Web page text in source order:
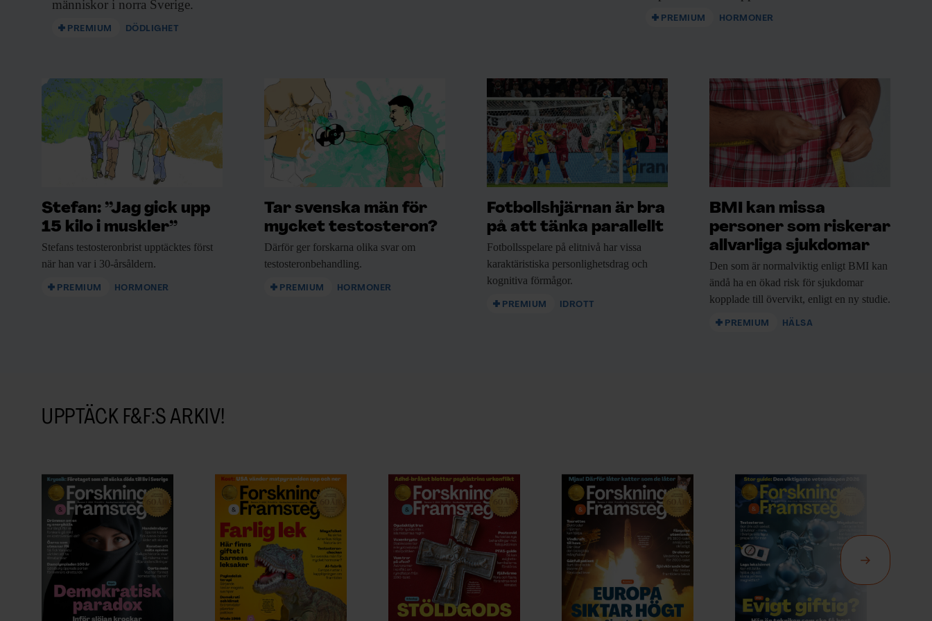
människor i norra Sverige.
PREMIUM DÖDLIGHET
PREMIUM HORMONER
Stefan: ”Jag gick upp
15 kilo i muskler”
Stefans testosteronbrist upptäcktes först
när han var i 30-årsåldern.
PREMIUM HORMONER
Tar svenska män för
mycket testosteron?
Därför ger forskarna olika svar om
testosteronbehandling.
PREMIUM HORMONER
Fotbollshjärnan är bra
på att tänka parallellt
Fotbollsspelare på elitnivå har vissa
karaktäristiska personlighetsdrag och
kognitiva förmågor.
PREMIUM IDROTT
BMI kan missa
personer som riskerar
allvarliga sjukdomar
Den som är normalviktig enligt BMI kan
ändå ha en ökad risk för sjukdomar
kopplade till övervikt, enligt en ny studie.
PREMIUM HÄLSA
UPPTÄCK F&F:S ARKIV!